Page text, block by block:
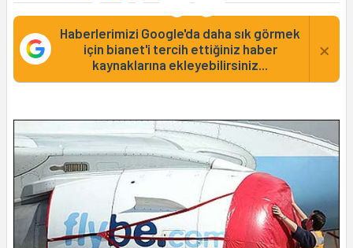
Haberlerimizi Google'da daha sık görmek
için bianet'i tercih ettiğiniz haber
kaynaklarına ekleyebilirsiniz...
×